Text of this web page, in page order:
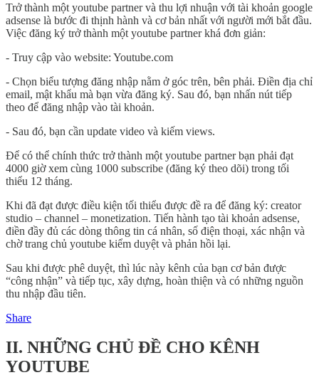
Trở thành một youtube partner và thu lợi nhuận với tài khoản google
adsense là bước đi thịnh hành và cơ bản nhất với người mới bắt đầu.
Việc đăng ký trở thành một youtube partner khá đơn giản:
- Truy cập vào website: Youtube.com
- Chọn biểu tượng đăng nhập nằm ở góc trên, bên phải. Điền địa chỉ
email, mật khẩu mà bạn vừa đăng ký. Sau đó, bạn nhấn nút tiếp
theo để đăng nhập vào tài khoản.
- Sau đó, bạn cần update video và kiếm views.
Để có thể chính thức trở thành một youtube partner bạn phải đạt
4000 giờ xem cùng 1000 subscribe (đăng ký theo dõi) trong tối
thiểu 12 tháng.
Khi đã đạt được điều kiện tối thiểu được đề ra để đăng ký: creator
studio – channel – monetization. Tiến hành tạo tài khoản adsense,
điền đầy đủ các dòng thông tin cá nhân, số điện thoại, xác nhận và
chờ trang chủ youtube kiểm duyệt và phản hồi lại.
Sau khi được phê duyệt, thì lúc này kênh của bạn cơ bản được
“công nhận” và tiếp tục, xây dựng, hoàn thiện và có những nguồn
thu nhập đầu tiên.
Share
II. NHỮNG CHỦ ĐỀ CHO KÊNH
YOUTUBE